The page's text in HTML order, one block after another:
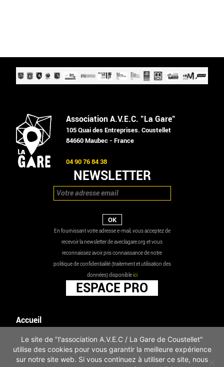
Association A.V.E.C. "La Gare"
105 Quai des Entreprises. Coustellet
84660 Maubec - France
04 90 76 84 38
NEWSLETTER
En fournissant votre adresse e-mail, vous acceptez de
recevoir la newsletter de aveclagare.org et vous
reconnaissez avoir pris connaissance de notre
politique de confidentialité (traitement et utilisation des
données) disponibleici
ESPACE PRO
Accueil
Les actualités
Mentions légales
Infos pratiques
Le site de "l'association A.V.E.C / La Gare de Coustellet"
utilise des cookies pour vous garantir la meilleure expérience
sur notre site web. Si vous continuez à utiliser ce site, nous